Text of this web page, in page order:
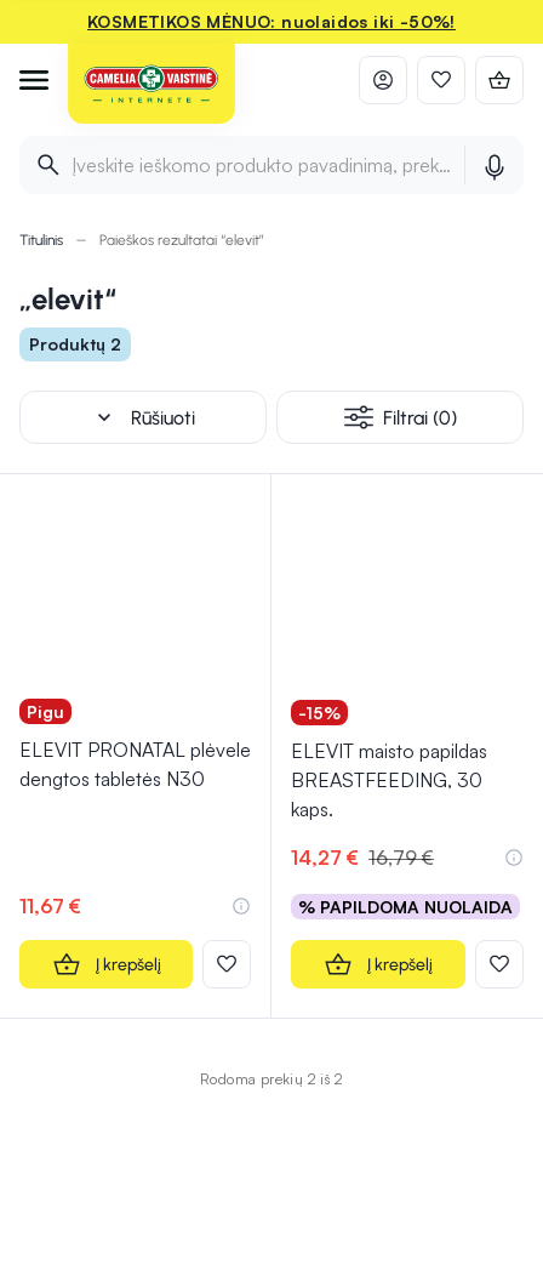
KOSMETIKOS MĖNUO: nuolaidos iki -50%!
Įveskite ieškomo produkto pavadinimą, prekės ženklą ir
Titulinis Paieškos rezultatai “elevit”
„elevit“
Produktų 2
expand_more Rūšiuoti Filtrai (0)
Pigu
ELEVIT PRONATAL plėvele
dengtos tabletės N30
11,67 €
Į krepšelį
-15%
ELEVIT maisto papildas
BREASTFEEDING, 30
kaps.
14,27 € 16,79 €
% PAPILDOMA NUOLAIDA
Į krepšelį
Rodoma prekių 2 iš 2